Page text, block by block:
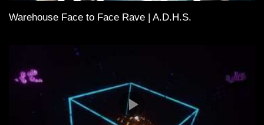
Warehouse Face to Face Rave | A.D.H.S.